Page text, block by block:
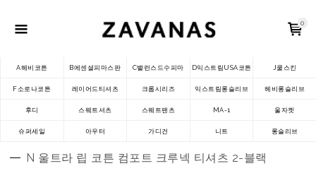
0
A헤비코튼 B에센셜피마스판 C밸런스드수피마 D익스트림USA코튼 J쿨스킨
F소로나코튼 레이어드티셔츠 크롭시리즈 익스트림롱슬리브 헤비롱슬리브
후디 스웨트셔츠 스웨트팬츠 MA-1 울자켓
슈퍼세일 아우터 가디건 니트 롱슬리브
N 울트라 립 코튼 컴포트 크루넥 티셔츠 2-블랙